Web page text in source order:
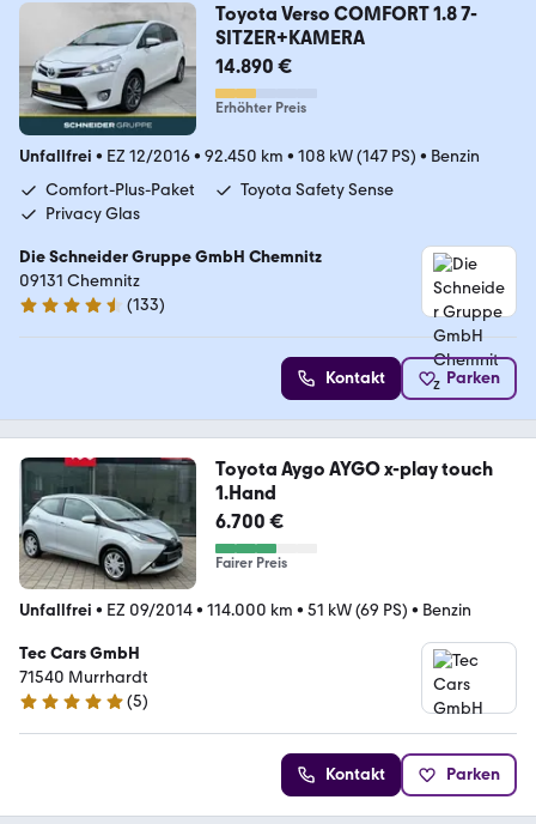
Toyota Verso COMFORT 1.8 7-
SITZER+KAMERA
14.890 €
Erhöhter Preis
Unfallfrei • EZ 12/2016• 92.450 km • 108 kW (147 PS) • Benzin
Comfort-Plus-Paket
Toyota Safety Sense
Privacy Glas
Die Schneider Gruppe GmbH Chemnitz
09131 Chemnitz
4.6 Sterne
(133)
Kontakt Parken
Toyota Aygo AYGO x-play touch
1.Hand
6.700 €
Fairer Preis
Unfallfrei • EZ 09/2014• 114.000 km • 51 kW (69 PS) • Benzin
Tec Cars GmbH
71540 Murrhardt
5 Sterne
(5)
Kontakt Parken